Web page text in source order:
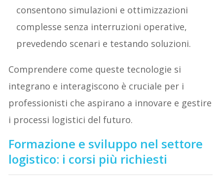
consentono simulazioni e ottimizzazioni
complesse senza interruzioni operative,
prevedendo scenari e testando soluzioni.
Comprendere come queste tecnologie si
integrano e interagiscono è cruciale per i
professionisti che aspirano a innovare e gestire
i processi logistici del futuro.
Formazione e sviluppo nel settore
logistico: i corsi più richiesti